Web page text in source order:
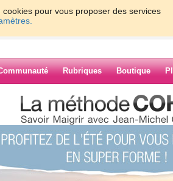
pour vous proposer des services
Rubriques Boutique